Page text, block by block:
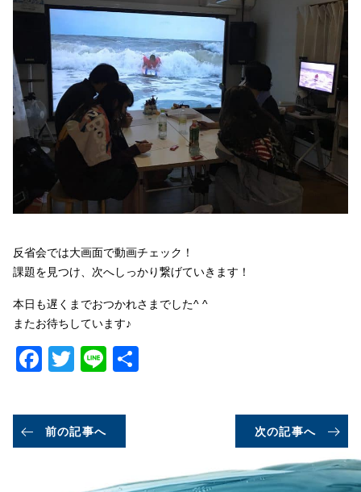
反省会では大画面で動画チェック！
課題を見つけ、次へしっかり繋げていきます！
本日も遅くまでおつかれさまでした^ ^
またお待ちしています♪
Facebook
Twitter
Line
前の記事へ 次の記事へ